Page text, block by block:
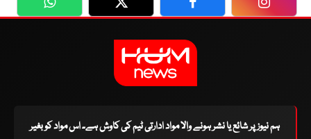
WhatsApp Twitter Facebook
ہم نیوز پر شائع یا نشر ہونے والا مواد ادارتی ٹیم کی کاوش ہے۔ اس مواد کو بغیر